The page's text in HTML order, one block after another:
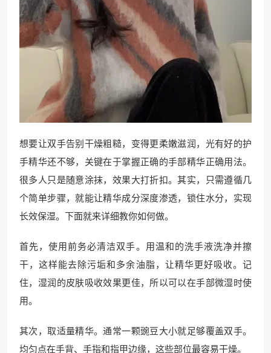
想要让双手告别干燥粗糙，变得更柔嫩滋润，光有好的护
手精华还不够，关键在于掌握正确的手部精华正确用法。
很多人只是随意涂抹，效果大打折扣。其实，只需遵循几
个简单步骤，就能让精华成分深度渗透，锁住水分，实现
长效保湿。下面就来详细教你如何做。
首先，使用前务必清洁双手。用温和的洗手液洗净并擦
干，这样能去除污垢和多余油脂，让精华更好吸收。记
住，湿润的皮肤吸收效果更佳，所以可以在手部微湿时使
用。
其次，取适量精华。通常一颗豌豆大小就足够覆盖双手。
均匀点在手背、手指和指甲边缘，这些部位最容易干燥。